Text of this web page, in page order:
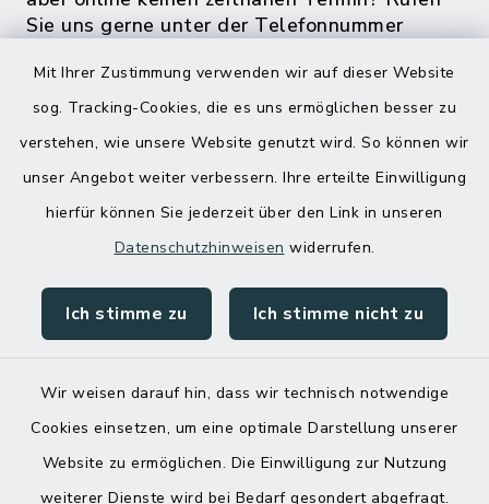
Mit Ihrer Zustimmung verwenden wir auf dieser Website
sog. Tracking-Cookies, die es uns ermöglichen besser zu
verstehen, wie unsere Website genutzt wird. So können wir
unser Angebot weiter verbessern. Ihre erteilte Einwilligung
hierfür können Sie jederzeit über den Link in unseren
Datenschutzhinweisen widerrufen.
Ich stimme zu Ich stimme nicht zu
Wir weisen darauf hin, dass wir technisch notwendige
Cookies einsetzen, um eine optimale Darstellung unserer
Website zu ermöglichen. Die Einwilligung zur Nutzung
weiterer Dienste wird bei Bedarf gesondert abgefragt.
Sie uns gerne unter der Telefonnummer
Kontakt
Datenschutz
Impressum